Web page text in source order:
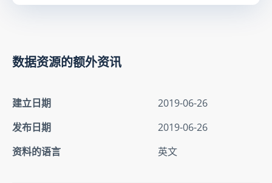
数据资源的额外资讯
建立日期
2019-06-26
发布日期
2019-06-26
资料的语言
英文